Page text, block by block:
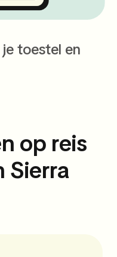
toestel en
op reis
Sierra